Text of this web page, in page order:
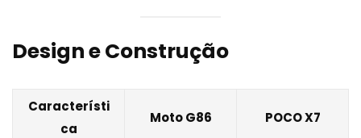
Design e Construção
Característi
ca
Moto G86 POCO X7